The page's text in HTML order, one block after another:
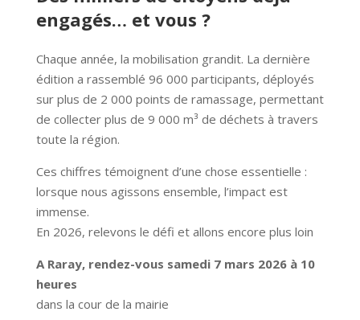
engagés… et vous ?
Chaque année, la mobilisation grandit. La dernière
édition a rassemblé 96 000 participants, déployés
sur plus de 2 000 points de ramassage, permettant
de collecter plus de 9 000 m³ de déchets à travers
toute la région.
Ces chiffres témoignent d’une chose essentielle :
lorsque nous agissons ensemble, l’impact est
immense.
En 2026, relevons le défi et allons encore plus loin
A Raray, rendez-vous samedi 7 mars 2026 à 10
heures
dans la cour de la mairie